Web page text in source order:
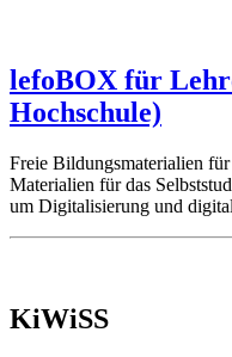
lefoBOX für
Hochschule)
Freie Bildungsmaterialien
Materialien für das
um Digitalisierung und
KiWiSS